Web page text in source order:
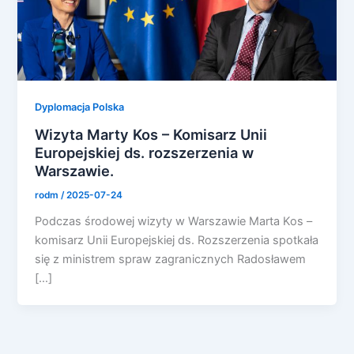
Dyplomacja Polska
Wizyta Marty Kos – Komisarz Unii
Europejskiej ds. rozszerzenia w
Warszawie.
rodm/2025-07-24
Podczas środowej wizyty w Warszawie Marta Kos –
komisarz Unii Europejskiej ds. Rozszerzenia spotkała
się z ministrem spraw zagranicznych Radosławem
[…]